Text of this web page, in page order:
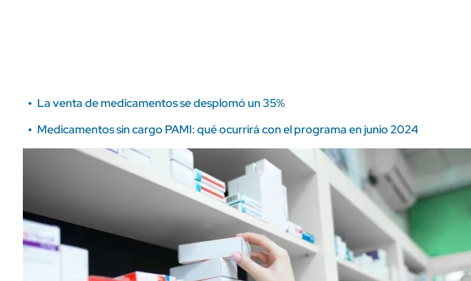
La venta de medicamentos se desplomó un 35%
Medicamentos sin cargo PAMI: qué ocurrirá con el programa en junio 2024